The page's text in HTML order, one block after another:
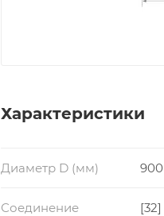
Характеристики
Диаметр D (мм) 900
Соединение [32]